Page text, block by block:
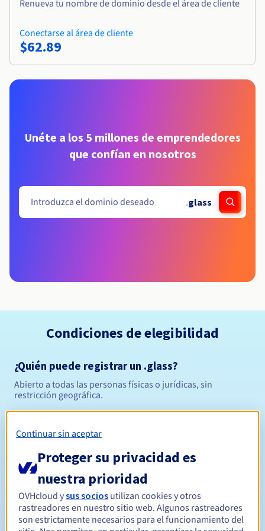
Renueva tu nombre de dominio desde el área de cliente
Conectarse al área de cliente
$62.89
Unéte a los 5 millones de emprendedores
que confían en nosotros
.glass
Condiciones de elegibilidad
¿Quién puede registrar un .glass?
Abierto a todas las personas físicas o jurídicas, sin
restricción geográfica.
Período de registro
Período de renovación Entre 1 y 10 años
Continuar sin aceptar
Proteger su privacidad es
nuestra prioridad
OVHcloud ysus socios utilizan cookies y otros
rastreadores en nuestro sitio web. Algunos rastreadores
son estrictamente necesarios para el funcionamiento del